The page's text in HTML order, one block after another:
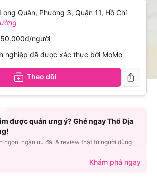
Quân, Phường 3, Quận 11, Hồ Chí
50.000đ/người
nghiệp đã được xác thực bởi MoMo
Theo dõi
được quán ưng ý? Ghé ngay Thổ Địa
ngon, ngàn ưu đãi & review thật từ người dùng
Khám phá ngay